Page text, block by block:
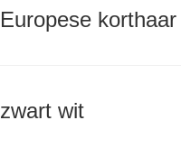
Europese korthaar
zwart wit